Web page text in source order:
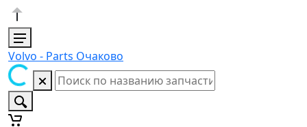
Volvo - Parts Очаково